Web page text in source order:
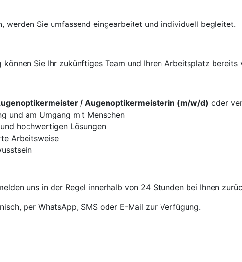
werden Sie umfassend eingearbeitet und individuell begleitet.
Sie Ihr zukünftiges Team und Ihren Arbeitsplatz bereits
/ Augenoptikermeisterin (m/w/d) oder
und am Umgang mit Menschen
hochwertigen Lösungen
Arbeitsweise
uns in der Regel innerhalb von 24 Stunden bei Ihnen
per WhatsApp, SMS oder E-Mail zur Verfügung.